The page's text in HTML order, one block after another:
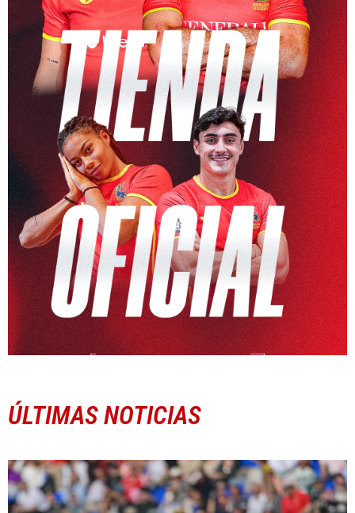
ÚLTIMAS NOTICIAS